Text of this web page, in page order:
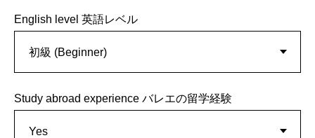
English level 英語レベル
Study abroad experience バレエの留学経験